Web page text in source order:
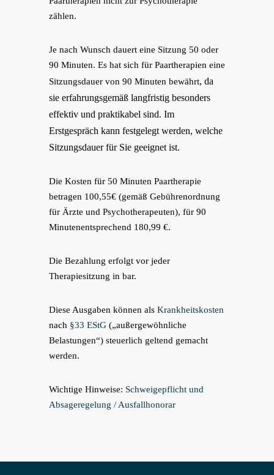
zählen.
Je nach Wunsch dauert eine Sitzung 50 oder
90 Minuten. Es hat sich für Paartherapien eine
Sitzungsdauer von 90 Minuten bewährt, da
sie erfahrungsgemäß langfristig besonders
effektiv und praktikabel sind. Im
Erstgespräch kann festgelegt werden, welche
Sitzungsdauer für Sie geeignet ist.
Die Kosten für 50 Minuten Paartherapie
betragen 100,55€ (gemäß Gebührenordnung
für Ärzte und Psychotherapeuten), für 90
Minutenentsprechend 180,99 €.
Die Bezahlung erfolgt vor jeder
Therapiesitzung in bar.
Diese Ausgaben können als Krankheitskosten
nach §33 EStG („außergewöhnliche
Belastungen“) steuerlich geltend gemacht
werden.
Wichtige Hinweise: Schweigepflicht und
Absageregelung / Ausfallhonorar